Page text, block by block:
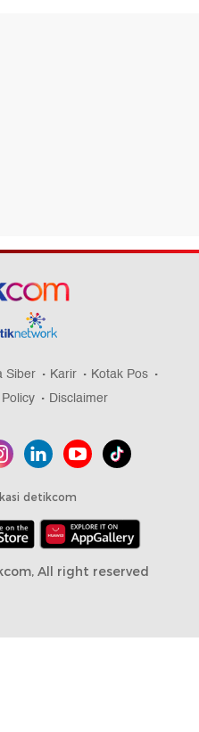
Siber Karir
Kotak Pos
Disclaimer
detikcom
All right reserved